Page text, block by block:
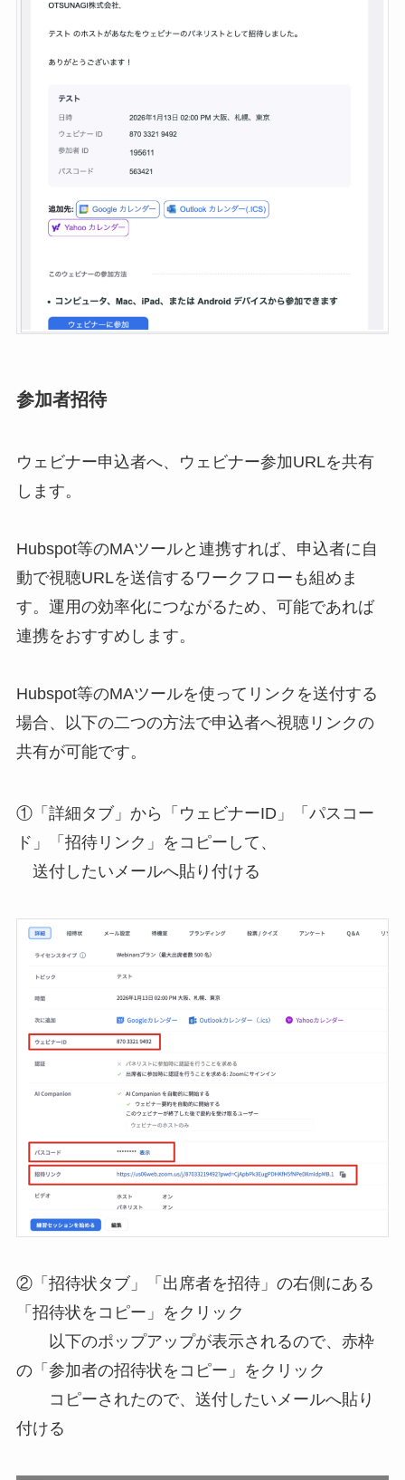
参加者招待
ウェビナー申込者へ、ウェビナー参加URLを共有
します。
Hubspot等のMAツールと連携すれば、申込者に自
動で視聴URLを送信するワークフローも組めま
す。運用の効率化につながるため、可能であれば
連携をおすすめします。
Hubspot等のMAツールを使ってリンクを送付する
場合、以下の二つの方法で申込者へ視聴リンクの
共有が可能です。
①「詳細タブ」から「ウェビナーID」「パスコー
ド」「招待リンク」をコピーして、
送付したいメールへ貼り付ける
②「招待状タブ」「出席者を招待」の右側にある
「招待状をコピー」をクリック
以下のポップアップが表示されるので、赤枠
の「参加者の招待状をコピー」をクリック
コピーされたので、送付したいメールへ貼り
付ける